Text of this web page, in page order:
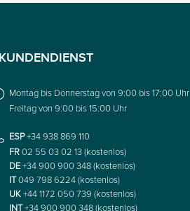
KUNDENDIENST
Montag bis Donnerstag von 9:00 bis 17:00 Uhr
Freitag von 9:00 bis 15:00 Uhr
ESP+34 938 869 110
FR02 55 03 02 13 (kostenlos)
DE+34 900 900 348 (kostenlos)
IT049 798 6224 (kostenlos)
UK+44 1172 050 739 (kostenlos)
INT+34 900 900 348 (kostenlos)